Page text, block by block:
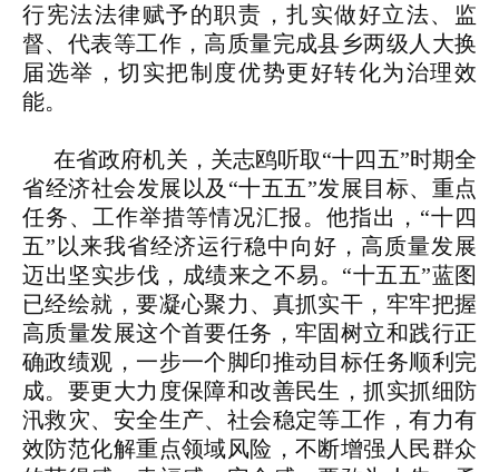
行宪法法律赋予的职责，扎实做好立法、监
督、代表等工作，高质量完成县乡两级人大换
届选举，切实把制度优势更好转化为治理效
能。
在省政府机关，关志鸥听取“十四五”时期全
省经济社会发展以及“十五五”发展目标、重点
任务、工作举措等情况汇报。他指出，“十四
五”以来我省经济运行稳中向好，高质量发展
迈出坚实步伐，成绩来之不易。“十五五”蓝图
已经绘就，要凝心聚力、真抓实干，牢牢把握
高质量发展这个首要任务，牢固树立和践行正
确政绩观，一步一个脚印推动目标任务顺利完
成。要更大力度保障和改善民生，抓实抓细防
汛救灾、安全生产、社会稳定等工作，有力有
效防范化解重点领域风险，不断增强人民群众